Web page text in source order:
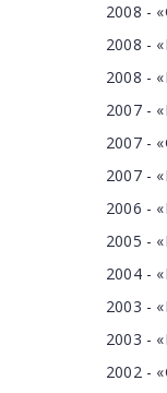
2008 -
2008 -
2008 -
2007 -
2007 -
2007 -
2006 -
2005 -
2004 -
2003 -
2003 -
2002 -